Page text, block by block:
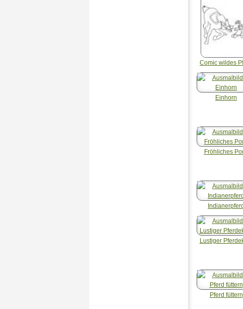
Comic wildes
Einhorn
Fröhliches
Indianerpferd
Lustiger
Pferd füttern